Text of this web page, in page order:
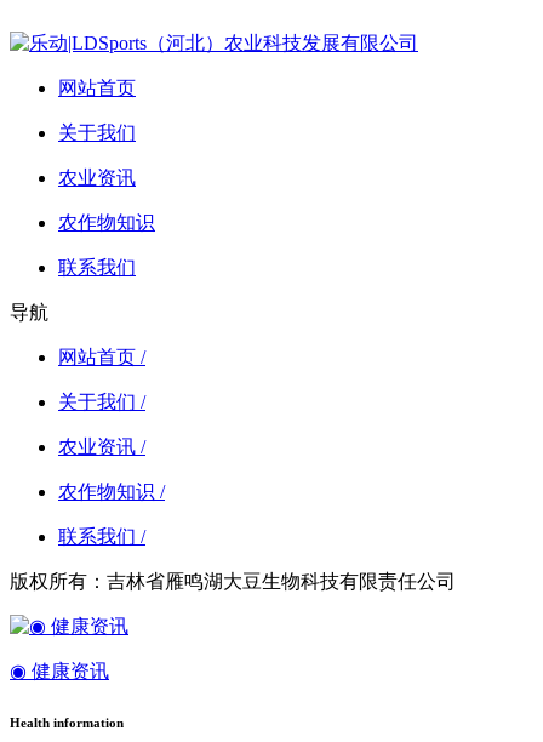
网站首页
关于我们
农业资讯
农作物知识
联系我们
导航
网站首页 /
关于我们 /
农业资讯 /
农作物知识 /
联系我们 /
版权所有：吉林省雁鸣湖大豆生物科技有限责任公司
◉ 健康资讯
Health information